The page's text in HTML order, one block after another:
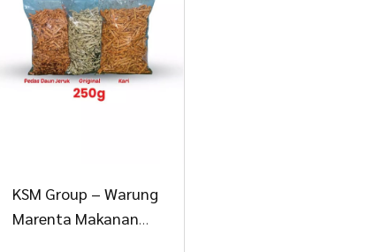
KSM Group – Warung
Marenta Makanan